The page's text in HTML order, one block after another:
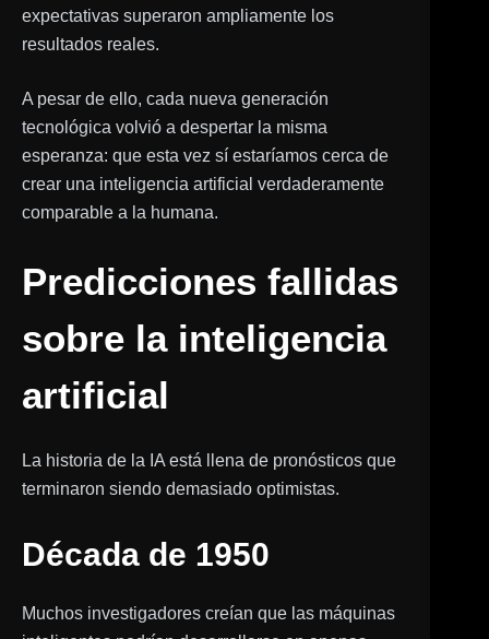
expectativas superaron ampliamente los
resultados reales.
A pesar de ello, cada nueva generación
tecnológica volvió a despertar la misma
esperanza: que esta vez sí estaríamos cerca de
crear una inteligencia artificial verdaderamente
comparable a la humana.
Predicciones fallidas
sobre la inteligencia
artificial
La historia de la IA está llena de pronósticos que
terminaron siendo demasiado optimistas.
Década de 1950
Muchos investigadores creían que las máquinas